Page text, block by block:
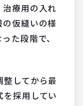
治療用の入れ
仮縫いの様
た段階で、
してから最
採用してい